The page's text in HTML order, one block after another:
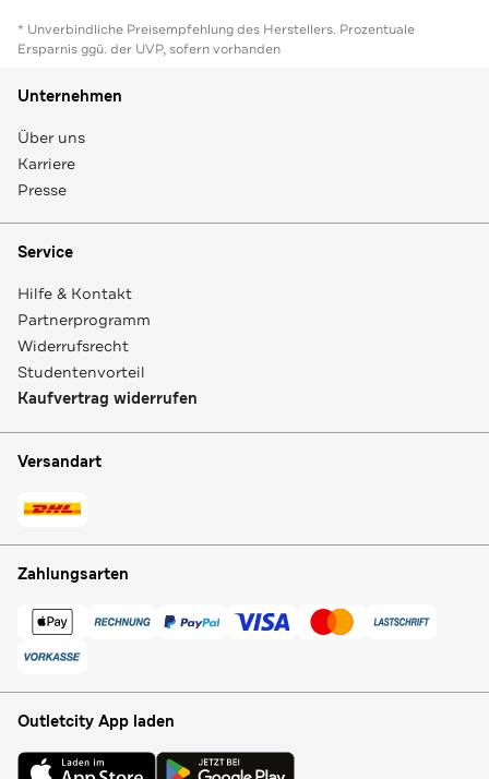
* Unverbindliche Preisempfehlung des Herstellers. Prozentuale
Ersparnis ggü. der UVP, sofern vorhanden
Unternehmen
Über uns
Karriere
Presse
Service
Hilfe & Kontakt
Partnerprogramm
Widerrufsrecht
Studentenvorteil
Kaufvertrag widerrufen
Versandart
Zahlungsarten
Outletcity App laden